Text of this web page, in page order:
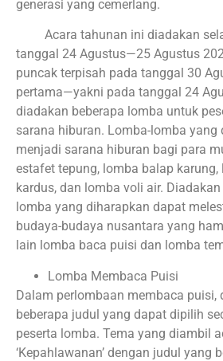
generasi yang cemerlang.
Acara tahunan ini diadakan
tanggal 24 Agustus—25 Agustus
puncak terpisah pada tanggal 30
pertama—yakni pada tanggal 24
diadakan beberapa lomba untuk
sarana hiburan. Lomba-lomba yang
menjadi sarana hiburan bagi para
estafet tepung, lomba balap
kardus, dan lomba voli air.
lomba yang diharapkan dapat
budaya-budaya nusantara yang
lain lomba baca puisi dan lomba
Lomba Membaca Puisi
Dalam perlombaan membaca puisi,
beberapa judul yang dapat dipilih
peserta lomba. Tema yang diambil
‘Kepahlawanan’ dengan judul yang